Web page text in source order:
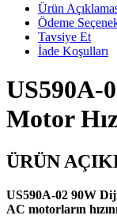
Ürün
Ödeme
Tavsiye Et
İade Koşulları
US590A-
Motor
ÜRÜN
US590A-02 90W
AC motorların